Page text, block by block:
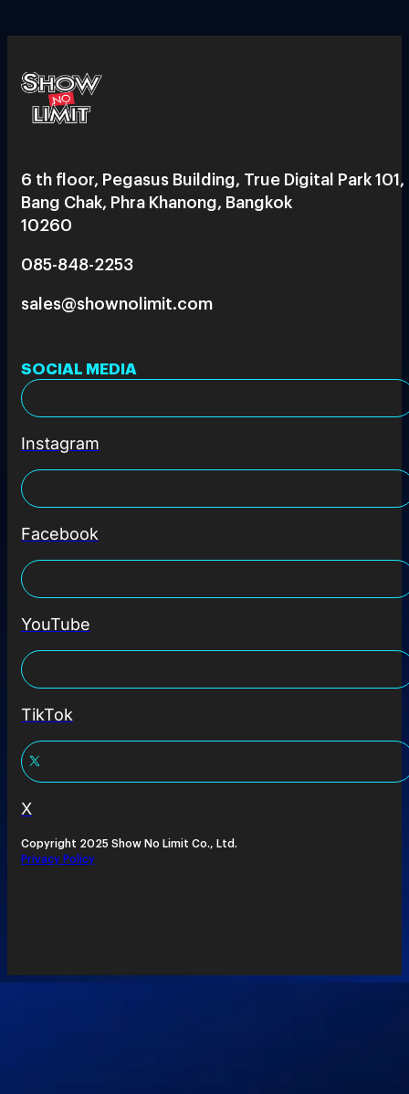
6 th floor, Pegasus Building, True Digital Park 101,
Bang Chak, Phra Khanong, Bangkok
10260
085-848-2253
sales@shownolimit.com
SOCIAL MEDIA
Instagram
Facebook
YouTube
TikTok
X
Copyright 2025 Show No Limit Co., Ltd.
Privacy Policy